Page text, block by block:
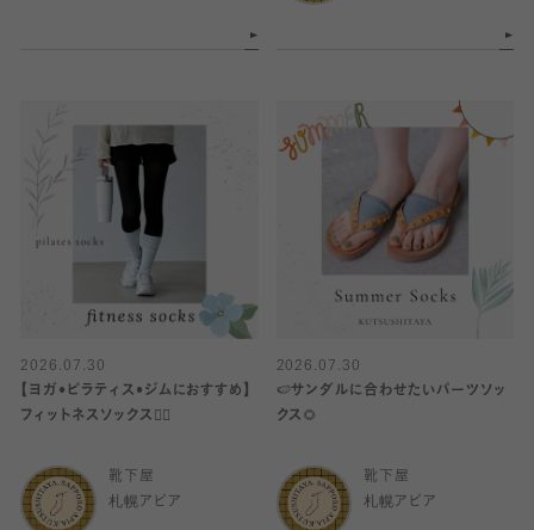
2026.07.30
【ヨガ•ピラティス•ジムにおすすめ】
フィットネスソックス🧘‍♀️
靴下屋
札幌アピア
2026.07.30
🍉サンダルに合わせたいパーツソッ
クス🌻
靴下屋
札幌アピア